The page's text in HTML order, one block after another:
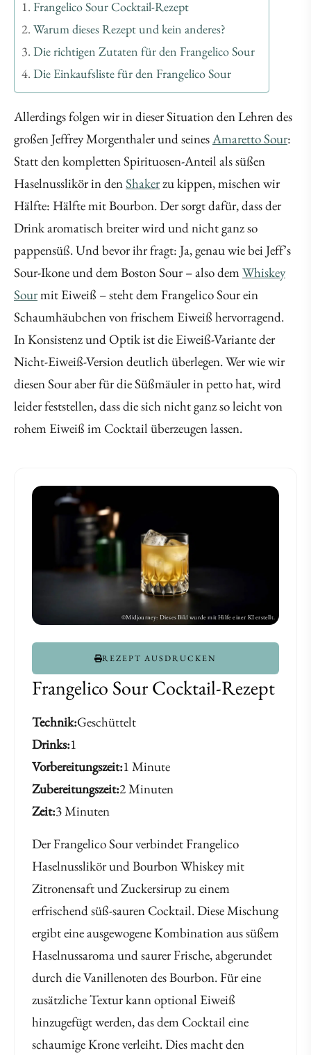
Frangelico Sour Cocktail-Rezept
Warum dieses Rezept und kein anderes?
Die richtigen Zutaten für den Frangelico Sour
Die Einkaufsliste für den Frangelico Sour
Allerdings folgen wir in dieser Situation den Lehren des
großen Jeffrey Morgenthaler und seinesAmaretto Sour:
Statt den kompletten Spirituosen-Anteil als süßen
Haselnusslikör in denShakerzu kippen, mischen wir
Hälfte: Hälfte mit Bourbon. Der sorgt dafür, dass der
Drink aromatisch breiter wird und nicht ganz so
pappensüß. Und bevor ihr fragt: Ja, genau wie bei Jeff’s
Sour-Ikone und dem Boston Sour – also demWhiskey
Sourmit Eiweiß – steht dem Frangelico Sour ein
Schaumhäubchen von frischem Eiweiß hervorragend.
In Konsistenz und Optik ist die Eiweiß-Variante der
Nicht-Eiweiß-Version deutlich überlegen. Wer wie wir
diesen Sour aber für die Süßmäuler in petto hat, wird
leider feststellen, dass die sich nicht ganz so leicht von
rohem Eiweiß im Cocktail überzeugen lassen.
Frangelico Sour Cocktail-Rezept
Technik Geschüttelt
Drinks 1
Vorbereitungszeit 1 Minute
Zubereitungszeit 2 Minuten
Zeit 3 Minuten
Der Frangelico Sour verbindet Frangelico
Haselnusslikör und Bourbon Whiskey mit
Zitronensaft und Zuckersirup zu einem
erfrischend süß-sauren Cocktail. Diese Mischung
ergibt eine ausgewogene Kombination aus süßem
Haselnussaroma und saurer Frische, abgerundet
durch die Vanillenoten des Bourbon. Für eine
zusätzliche Textur kann optional Eiweiß
hinzugefügt werden, das dem Cocktail eine
schaumige Krone verleiht. Dies macht den
REZEPT AUSDRUCKEN